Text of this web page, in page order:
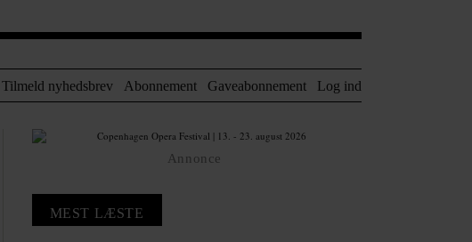
Tilmeld nyhedsbrev Abonnement Gaveabonnement Log ind
Annonce
MEST LÆSTE